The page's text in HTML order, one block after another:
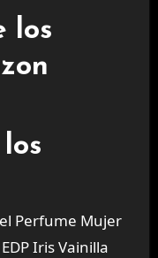
los
Perfume Mujer
Iris Vainilla